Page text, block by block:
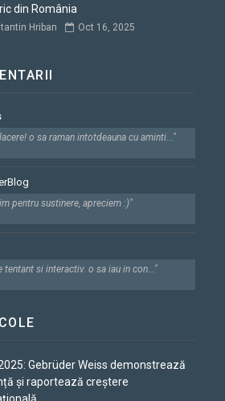
din România
Hriban Oct 16, 2025
o sa raman intotdeauna cu aminti..."
pentru sustinere, apreciem :)"
tentant si interactiv. o sa iau in con..."
Gebrüder Weiss demonstrează
și raportează creștere